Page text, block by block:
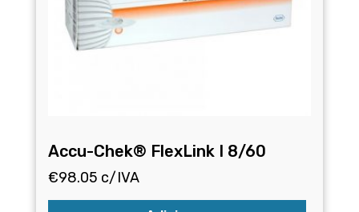
Accu-Chek® FlexLink I 8/60
€98.05 c/IVA